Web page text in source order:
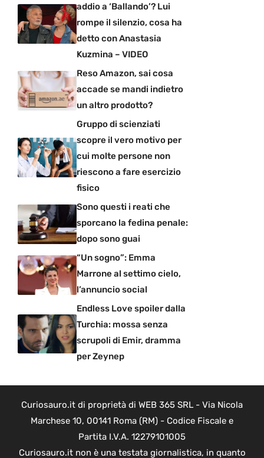
addio a ‘Ballando’? Lui
rompe il silenzio, cosa ha
detto con Anastasia
Kuzmina – VIDEO
Reso Amazon, sai cosa
accade se mandi indietro
un altro prodotto?
Gruppo di scienziati
scopre il vero motivo per
cui molte persone non
riescono a fare esercizio
fisico
Sono questi i reati che
sporcano la fedina penale:
dopo sono guai
“Un sogno”: Emma
Marrone al settimo cielo,
l’annuncio social
Endless Love spoiler dalla
Turchia: mossa senza
scrupoli di Emir, dramma
per Zeynep
Curiosauro.it di proprietà di WEB 365 SRL - Via Nicola
Marchese 10, 00141 Roma (RM) - Codice Fiscale e
Partita I.V.A. 12279101005
Curiosauro.it non è una testata giornalistica, in quanto